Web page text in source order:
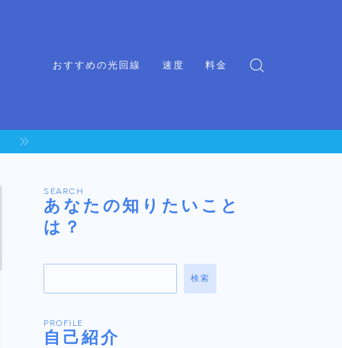
おすすめの光回線 速度 料金
SEARCH
あなたの知りたいこと
は？
検索
PROFILE
自己紹介